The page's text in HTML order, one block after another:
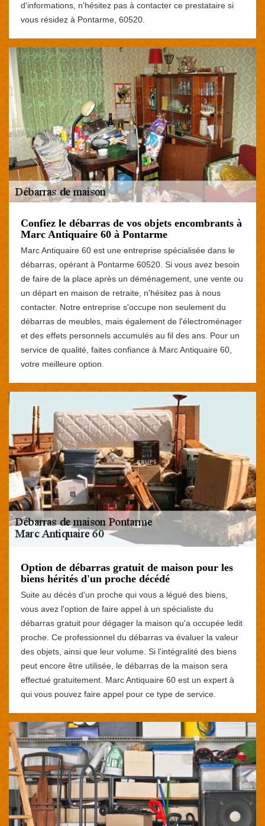
d'informations, n'hésitez pas à contacter ce prestataire si
vous résidez à Pontarme, 60520.
Confiez le débarras de vos objets encombrants à
Marc Antiquaire 60 à Pontarme
Marc Antiquaire 60 est une entreprise spécialisée dans le
débarras, opérant à Pontarme 60520. Si vous avez besoin
de faire de la place après un déménagement, une vente ou
un départ en maison de retraite, n'hésitez pas à nous
contacter. Notre entreprise s'occupe non seulement du
débarras de meubles, mais également de l'électroménager
et des effets personnels accumulés au fil des ans. Pour un
service de qualité, faites confiance à Marc Antiquaire 60,
votre meilleure option.
Option de débarras gratuit de maison pour les
biens hérités d'un proche décédé
Suite au décès d'un proche qui vous a légué des biens,
vous avez l'option de faire appel à un spécialiste du
débarras gratuit pour dégager la maison qu'a occupée ledit
proche. Ce professionnel du débarras va évaluer la valeur
des objets, ainsi que leur volume. Si l'intégralité des biens
peut encore être utilisée, le débarras de la maison sera
effectué gratuitement. Marc Antiquaire 60 est un expert à
qui vous pouvez faire appel pour ce type de service.